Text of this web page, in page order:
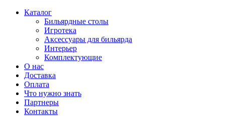
Каталог
Бильярдные столы
Игротека
Аксессуары для бильярда
Интерьер
Комплектующие
О нас
Доставка
Оплата
Что нужно знать
Партнеры
Контакты